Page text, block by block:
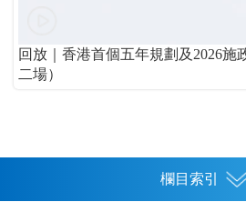
回放｜香港首個五年規劃及2026施
二場）
欄目索引